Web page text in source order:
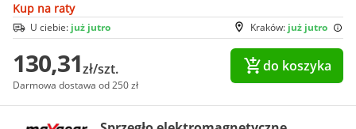
Kup na raty
Kraków: już jutro
U ciebie: już jutro
130,31zł/szt.
Darmowa dostawa od 250 zł
do koszyka